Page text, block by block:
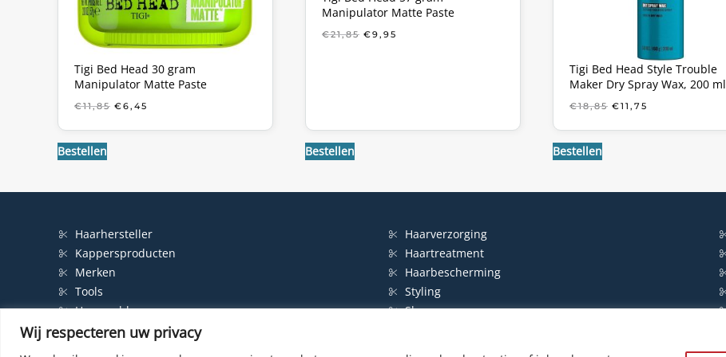
Wij respecteren uw privacy
Tigi Bed Head 30 gram
Manipulator Matte Paste
€11,85 OORSPRONKELIJKE
WAS:
€6,45
IS:
Bestellen
Manipulator Matte Paste
€21,85 OORSPRONKELIJKE
€9,95
Bestellen
Tigi Bed Head Style Trouble
Maker Dry Spray Wax, 200 ml
€18,85 OORSPRONKELIJKE
WAS:
€11,75
IS:
Bestellen
Haarhersteller
Kappersproducten
Merken
Tools
Haarproblemen
Haarverzorging
Haartreatment
Haarbescherming
Styling
Shampoo